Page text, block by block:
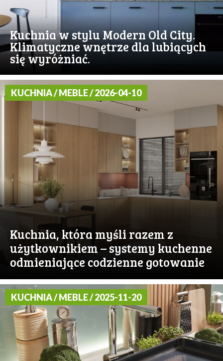
Kuchnia w stylu Modern Old City.
Klimatyczne wnętrze dla lubiących
się wyróżniać.
KUCHNIA / MEBLE / 2026-04-10
Kuchnia, która myśli razem z
użytkownikiem – systemy kuchenne
odmieniające codzienne gotowanie
KUCHNIA / MEBLE / 2025-11-20